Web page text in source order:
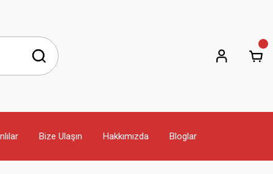
Bize Ulaşın Hakkımızda Bloglar